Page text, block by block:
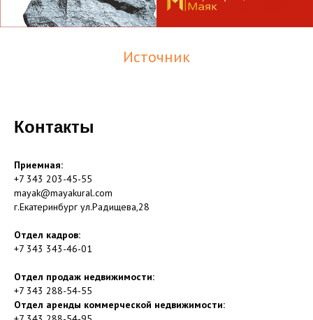
Источник
Контакты
Приемная:
+7 343 203-45-55
mayak@mayakural.com
г.Екатеринбург ул.Радищева,28
Отдел кадров:
+7 343 343-46-01
Отдел продаж недвижимости:
+7 343 288-54-55
Отдел аренды коммерческой недвижимости: